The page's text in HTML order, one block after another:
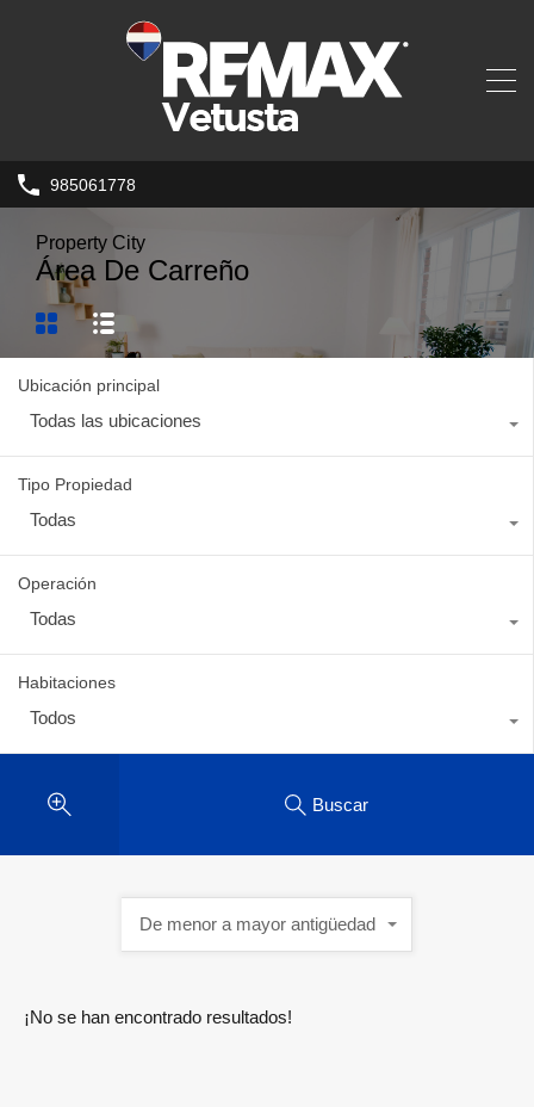
985061778
Property City
Área De Carreño
Ubicación principal
Todas las ubicaciones
Tipo Propiedad
Todas
Operación
Todas
Habitaciones
Todos
Buscar
De menor a mayor antigüedad
¡No se han encontrado resultados!